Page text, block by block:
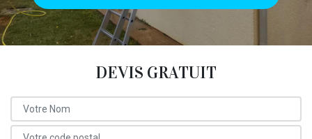
DEVIS GRATUIT